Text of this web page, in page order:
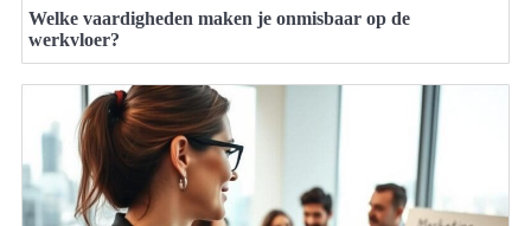
Welke vaardigheden maken je onmisbaar op de
werkvloer?